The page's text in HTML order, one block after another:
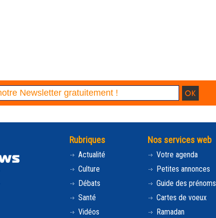
Rubriques
Actualité
Culture
Débats
Santé
Vidéos
Nos services web
Votre agenda
Petites annonces
Guide des prénoms
Cartes de voeux
Ramadan